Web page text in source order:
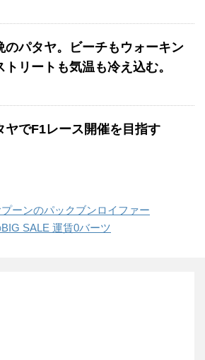
のパタヤ。ビーチもウォーキン
トリートも気温も冷え込む。
ヤでF1レース開催を目指す
ーンのパックブンロイファー
SALE 運賃0バーツ